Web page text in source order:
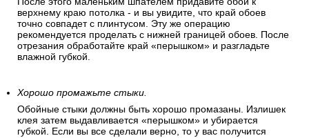
Сначала продавите место соприкосновения обоев с
границей потолка. Большим шпателем подоприте полосу к
плинтусу. Плотно прижмите нахлест полосы и ровно
отрежьте обойным ножом. Здесь важно правильно держать
шпатель и нож. Нож должен быть острым, а движение –
плавным, под небольшим углом к обойному полотнищу.
верхнему краю потолка - и вы увидите, что край обоев
точно совпадет с плинтусом. Эту же операцию
рекомендуется проделать с нижней границей обоев. После
отрезания обработайте край «перышком» и разгладьте
влажной губкой.